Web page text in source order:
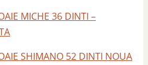
MICHE 36 DINTI –
SHIMANO 52 DINTI NOUA